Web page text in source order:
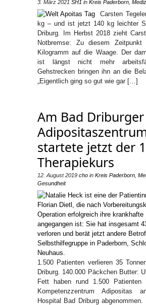
3. März 2021 SH1 in Kreis Paderborn
Carsten
kg – und ist jetzt 140 kg leichter
Driburg. Im Herbst 2018 zieht
Notbremse: Zu diesem
Kilogramm auf die Waage. Der
ist längst nicht mehr
Gehstrecken bringen ihn an die
„Eigentlich ging so gut wie gar […]
Am Bad Driburger
startete jetzt der
Therapiekurs
12. August 2019 cho in Kreis Paderborn
Gesundheit
1.500 Patienten verlieren 35
Driburg. 140.000 Päckchen Butter:
Fett haben rund 1.500
Kompetenzzentrum Adipositas
Hospital Bad Driburg